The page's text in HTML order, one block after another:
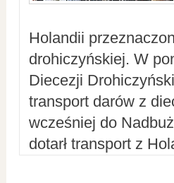
Holandii
drohiczyńskiej. W
Diecezji
transport darów z
wcześniej do
dotarł transport z